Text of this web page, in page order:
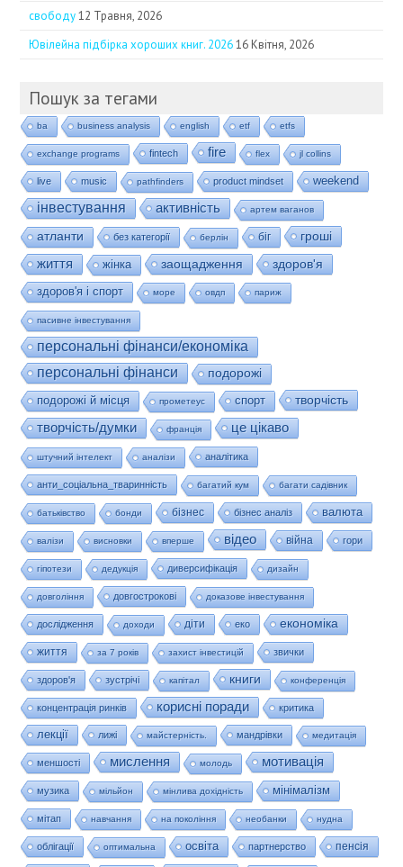
свободу 12 Травня, 2026
Ювілейна підбірка хороших книг. 2026 16 Квітня, 2026
Пошук за тегами
ba business analysis english etf etfs
exchange programs fintech fire flex jl collins
live music pathfinders product mindset weekend
інвестування активність артем ваганов
атланти без категорії берлін біг гроші
життя жінка заощадження здоров'я
здоров'я і спорт море овдп париж
пасивне інвестування
персональні фінанси/економіка
персональні фінанси
подорожі
подорожі й місця
прометеус спорт
творчість
творчість/думки
франція це цікаво
штучний інтелект аналізи аналітика
анти_соціальна_тваринність багатий кум багати садівник
батьківство бонди бізнес бізнес аналіз валюта
валізи висновки вперше відео війна гори
гіпотези дедукція диверсифікація дизайн
довгоління довгострокові доказове інвестування
дослідження доходи діти еко економіка
життя за 7 років захист інвестицій звички
здоров'я зустрічі капітал книги конференція
концентрація ринків корисні поради критика
лекції лижі майстерність. мандрівки медитація
меншості мислення молодь мотивація
музика мільйон мінлива дохідність мінімалізм
мітап навчання на покоління необанки нудна
облігації оптимальна освіта партнерство пенсія